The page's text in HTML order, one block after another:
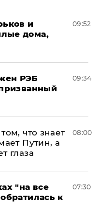
и
дома,
09:52
РЭБ
09:34
что знает
Путин, а
глаза
08:00
"на все
к
07:30